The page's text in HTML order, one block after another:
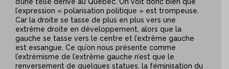
d’une telle dérive au Québec. On voit donc bien que
l’expression « polarisation politique » est trompeuse.
Car la droite se tasse de plus en plus vers une
extrême droite en développement, alors que la
gauche se tasse vers le centre et l’extrême gauche
est exsangue. Ce qu’on nous présente comme
l’extrémisme de l’extrême gauche n’est que le
renversement de quelques statues, la féminisation du